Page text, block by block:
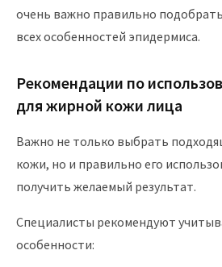
очень важно правильно
всех особенностей эпидермиса.
Рекомендации по
для жирной кожи лица
Важно не только выбрать
кожи, но и правильно его
получить желаемый результат.
Специалисты рекомендуют
особенности: